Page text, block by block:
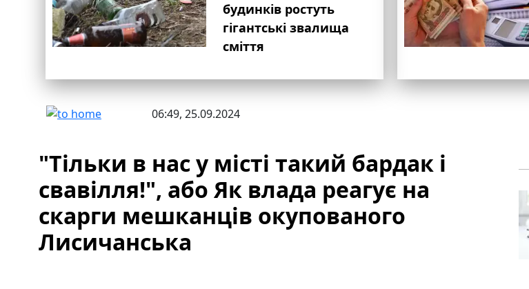
будинків ростуть
гігантські звалища
сміття
06:49, 25.09.2024
"Тільки в нас у місті такий бардак і
свавілля!", або Як влада реагує на
скарги мешканців окупованого
Лисичанська